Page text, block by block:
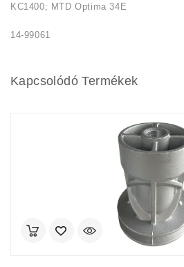
KC1400; MTD Optima 34E
14-99061
Kapcsolódó Termékek